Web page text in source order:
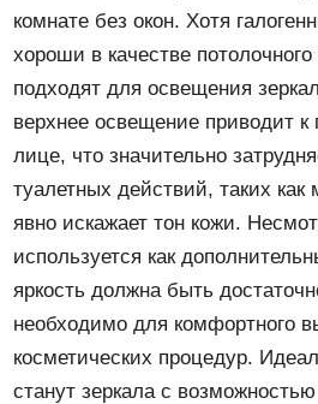
комнате без окон. Хотя
хороши в качестве
подходят для освещения
верхнее освещение приводит
лице, что значительно
туалетных действий, таких
явно искажает тон кожи.
используется как
яркость должна быть
необходимо для комфортного
косметических процедур.
станут зеркала с